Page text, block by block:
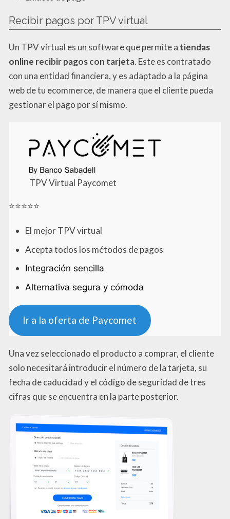
Recibir pagos por TPV virtual
Un TPV virtual es un software que permite a tiendas
online recibir pagos con tarjeta. Este es contratado
con una entidad financiera, y es adaptado a la página
web de tu ecommerce, de manera que el cliente pueda
gestionar el pago por sí mismo.
TPV Virtual Paycomet
⭐⭐⭐⭐⭐
El mejor TPV virtual
Acepta todos los métodos de pagos
Integración sencilla
Alternativa segura y cómoda
Ir a la oferta de Paycomet
Una vez seleccionado el producto a comprar, el cliente
solo necesitará introducir el número de la tarjeta, su
fecha de caducidad y el código de seguridad de tres
cifras que se encuentra en la parte posterior.